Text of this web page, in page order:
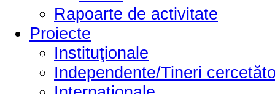
Rapoarte de activitate
Proiecte
Instituţionale
Independente/Tineri